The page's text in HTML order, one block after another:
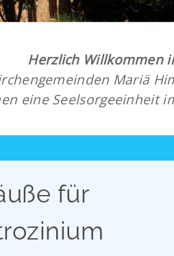
Herzlich Willkommen
Mariä
eine Seelsorgeeinheit
für